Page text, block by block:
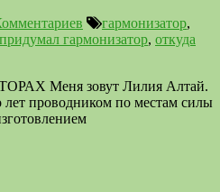
гармонизатор,
гармонизатор, откуда
Меня зовут Лилия Алтай.
проводником по местам силы